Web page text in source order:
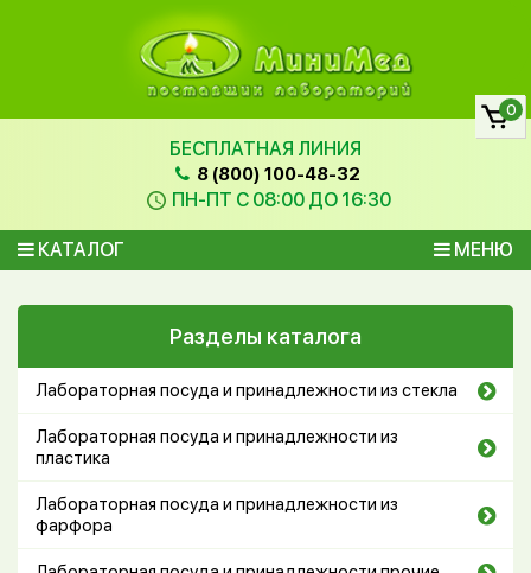
БЕСПЛАТНАЯ ЛИНИЯ
8 (800) 100-48-32
ПН-ПТ С 08:00 ДО 16:30
КАТАЛОГ МЕНЮ
0
Разделы каталога
Лабораторная посуда и принадлежности из стекла
Лабораторная посуда и принадлежности из
пластика
Лабораторная посуда и принадлежности из
фарфора